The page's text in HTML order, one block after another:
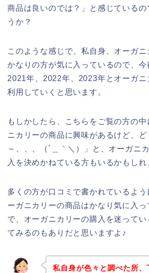
商品は良いのでは？」と感じているの
うか？
このような感じで、私自身、オーガニ
かなりの方が気に入っているので、今
2021年、2022年、2023年とオーガニ
利用していくと思います。
もしかしたら、こちらをご覧の方の
ニカリーの商品に興味があるけど、ど
～、、、（´＿｀＼）」と、オーガニ
入を決めかねている方もいるかもしれ
多くの方が口コミで書かれているよう
ーガニカリーの商品はかなり気に入っ
で、オーガニカリーの購入を迷ってい
てみるのもありだと思いますよ♪
私自身が色々と調べた所、